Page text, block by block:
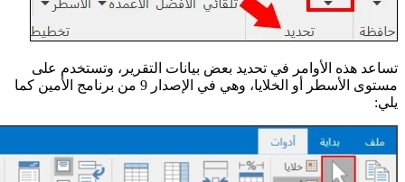
تساعد هذه الأوامر في تحديد بعض بيانات التقرير، وتستخدم على
مستوى الأسطر أو الخلايا، وهي في الإصدار 9 من برنامج الأمين كما
يلي: